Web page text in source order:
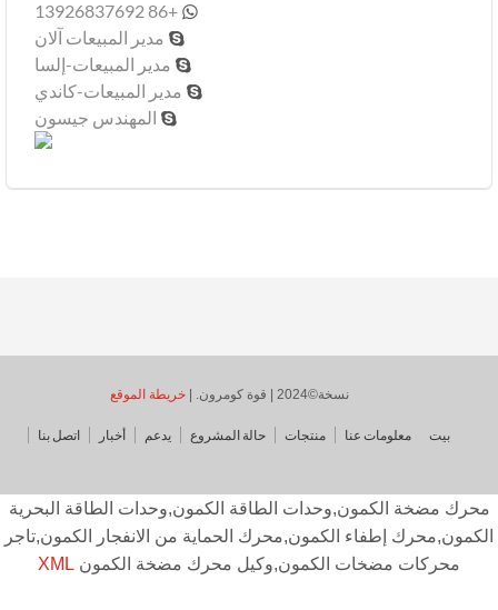
+86 13926837692
مدير المبيعات آلان
مدير المبيعات-إلسا
مدير المبيعات-كاندي
المهندس جيسون
نسخة©2024 | قوة كومرون. | خريطة الموقع
بيت معلومات عنا منتجات حالة المشروع يدعم أخبار اتصل بنا
مضخة الكمون,وحدات الطاقة الكمون,وحدات الطاقة البحرية
إطفاء الكمون,محرك الحماية من الانفجار الكمون,تاجر
محركات مضخات الكمون,وكيل محرك مضخة الكمونXML